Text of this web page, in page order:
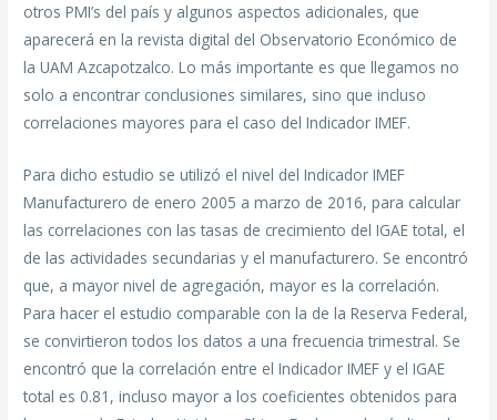
otros PMI’s del país y algunos aspectos adicionales, que
aparecerá en la revista digital del Observatorio Económico de
la UAM Azcapotzalco. Lo más importante es que llegamos no
solo a encontrar conclusiones similares, sino que incluso
correlaciones mayores para el caso del Indicador IMEF.
Para dicho estudio se utilizó el nivel del Indicador IMEF
Manufacturero de enero 2005 a marzo de 2016, para calcular
las correlaciones con las tasas de crecimiento del IGAE total, el
de las actividades secundarias y el manufacturero. Se encontró
que, a mayor nivel de agregación, mayor es la correlación.
Para hacer el estudio comparable con la de la Reserva Federal,
se convirtieron todos los datos a una frecuencia trimestral. Se
encontró que la correlación entre el Indicador IMEF y el IGAE
total es 0.81, incluso mayor a los coeficientes obtenidos para